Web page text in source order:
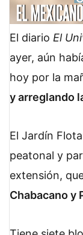
El diario El
ayer, aún
hoy por la
y arreglando
El Jardín
peatonal y
extensión,
Chabacano y